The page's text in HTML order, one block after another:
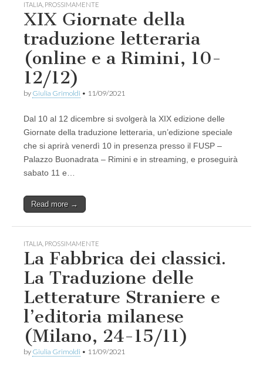
ITALIA PROSSIMAMENTE
XIX Giornate della
traduzione letteraria
(online e a Rimini, 10-
12/12)
by Giulia Grimoldi • 11/09/2021
Dal 10 al 12 dicembre si svolgerà la XIX edizione delle
Giornate della traduzione letteraria, un’edizione speciale
che si aprirà venerdì 10 in presenza presso il FUSP –
Palazzo Buonadrata – Rimini e in streaming, e proseguirà
sabato 11 e…
Read more →
ITALIA PROSSIMAMENTE
La Fabbrica dei classici.
La Traduzione delle
Letterature Straniere e
l’editoria milanese
(Milano, 24-15/11)
by Giulia Grimoldi • 11/09/2021